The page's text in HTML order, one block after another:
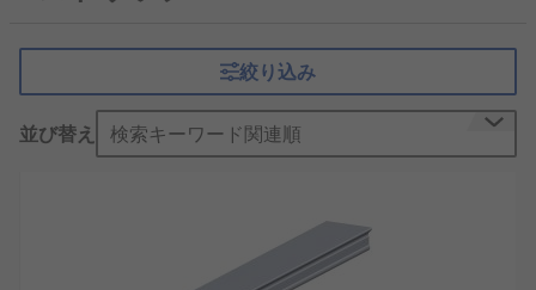
カバーストリップの用途
アルミ形材
絞り込み
並び替え 検索キーワード関連順